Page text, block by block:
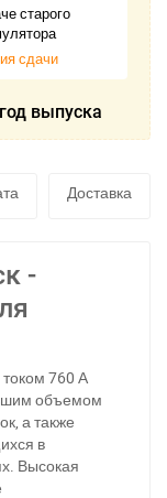
старого
сдачи
выпуска
Доставка
-
760 А
объемом
а также
в
Высокая